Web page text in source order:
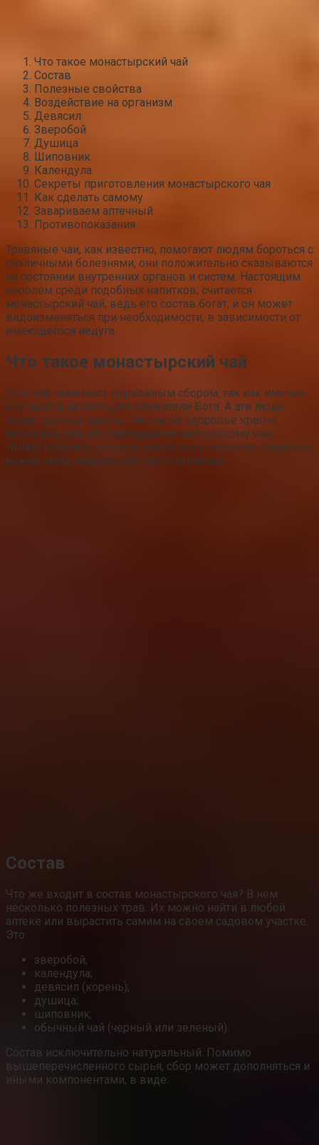
Что такое монастырский чай
Состав
Полезные свойства
Воздействие на организм
Девясил
Зверобой
Душица
Шиповник
Календула
Секреты приготовления монастырского чая
Как сделать самому
Завариваем аптечный
Противопоказания
Травяные чаи, как известно, помогают людям бороться с
различными болезнями, они положительно сказываются
на состоянии внутренних органов и систем. Настоящим
королем среди подобных напитков, считается
монастырский чай, ведь его состав богат, и он может
видоизменяться при необходимости, в зависимости от
имеющегося недуга.
Что такое монастырский чай
Этот чай называют церковным сбором, так как именно
его пьют в монастырях служители Бога. А эти люди
живут дольше других, так как их здоровье крепче.
Возможно все это благодаря монастырскому чаю.
Чтобы получить то самое лечебное и полезное снадобье,
нужно знать секреты его приготовления.
Состав
Что же входит в состав монастырского чая? В нем
несколько полезных трав. Их можно найти в любой
аптеке или вырастить самим на своем садовом участке.
Это:
зверобой;
календула;
девясил (корень);
душица;
шиповник;
обычный чай (черный или зеленый).
Состав исключительно натуральный. Помимо
вышеперечисленного сырья, сбор может дополняться и
иными компонентами, в виде: